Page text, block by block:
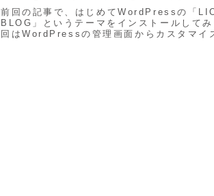
前回の記事で、はじめてWordPressの「
BLOG」というテーマをインストールして
回はWordPressの管理画面からカスタマイ